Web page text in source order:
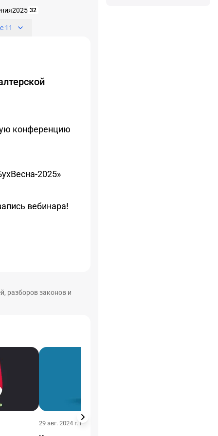
32
11
конференцию
2025»
вебинара!
разборов законов и
29 авг. 2024 г. в 20:47